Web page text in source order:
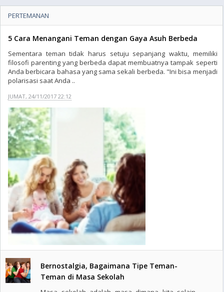
PERTEMANAN
5 Cara Menangani Teman dengan Gaya Asuh Berbeda
Sementara teman tidak harus setuju sepanjang waktu, memiliki
filosofi parenting yang berbeda dapat membuatnya tampak seperti
Anda berbicara bahasa yang sama sekali berbeda. "Ini bisa menjadi
polarisasi saat Anda ..
JUMAT, 24/11/2017 22:12
Bernostalgia, Bagaimana Tipe Teman-
Teman di Masa Sekolah